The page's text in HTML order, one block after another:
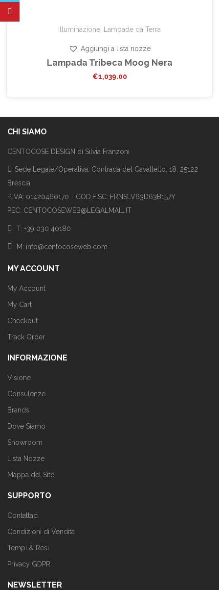
Illuminazione Lampade da Terra
Aggiungi a lista nozze
Lampada Tribeca Moog Nera
€1,039.00
CHI SIAMO
CENTOCOSE DESIGN di Silvia Franzoni
Sede Legale/Operativa: Contrada del Cavalletto, 18, 25122
Brescia
P.IVA: 01420460170 - COD.FISC: FRNSLV63D63B157Y
PEC: CENTOCOSEWEB@LEGALMAIL.IT
T: +39 030 40180
M: info@centocoseweb.com
MY ACCOUNT
My Account
My Cart
Checkout
Track Order
INFORMAZIONE
Visione
Consulenze
Brands
Dove Siamo
Showroom
Lista Nozze
Mappa del Sito
SUPPORTO
Contattaci
Condizioni di Vendita
Tempi & Resi
Privacy GDPR
NEWSLETTER